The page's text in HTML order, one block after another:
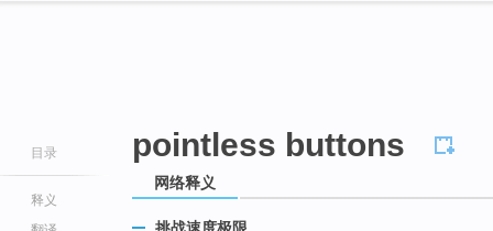
目录
释义
pointless buttons
网络释义